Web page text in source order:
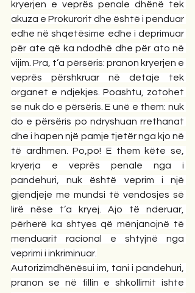
kryerjen e veprës penale dhënë tek
akuza e Prokurorit dhe është i penduar
edhe në shqetësime edhe i deprimuar
për ate që ka ndodhë dhe për ato në
vijim. Pra, t’a përsëris: pranon kryerjen e
veprës përshkruar në detaje tek
organet e ndjekjes. Poashtu, zotohet
se nuk do e përsëris. E unë e them: nuk
do e përsëris po ndryshuan rrethanat
dhe i hapen një pamje tjetër nga kjo në
të ardhmen. Po,po! E them këte se,
kryerja e veprës penale nga i
pandehuri, nuk është veprim i një
gjendjeje me mundsi të vendosjes së
lirë nëse t’a kryej. Ajo të nderuar,
përherë ka shtyes që mënjanojnë të
menduarit racional e shtyjnë nga
veprimi i inkriminuar.
Autorizimdhënësui im, tani i pandehuri,
pranon se në fillin e shkollimit ishte